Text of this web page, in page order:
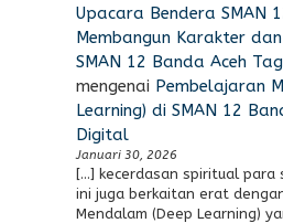
Upacara Bendera SMAN
Membangun Karakter
SMAN 12 Banda Aceh
mengenai Pembelajaran
Learning) di SMAN 12
Digital
Januari 30, 2026
[…] kecerdasan spiritual para
ini juga berkaitan erat
Mendalam (Deep Learning)